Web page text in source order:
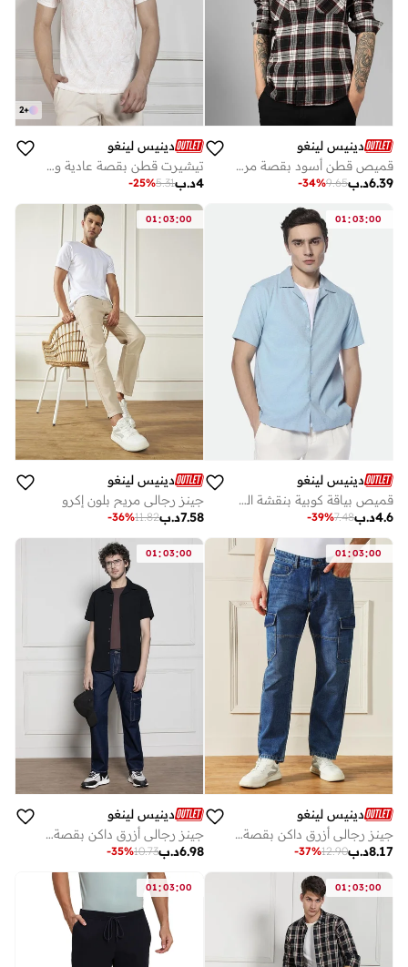
دينيس لينغو
قميص قطن أسود بقصة مريحة وياقة عادية
د.ب6.39
9.65
-34%
+
2
دينيس لينغو
تيشيرت قطن بقصة عادية ورقبة دائرية بلون الصدأ
د.ب4
5.31
-25%
01:03:00
دينيس لينغو
قميص بياقة كوبية بنقشة الفشار باللون الأزرق بقصة مريحة
د.ب4.6
7.48
-39%
01:03:00
دينيس لينغو
جينز رجالي مريح بلون إكرو
د.ب7.58
11.82
-36%
01:03:00
دينيس لينغو
جينز رجالي أزرق داكن بقصة مريحة
د.ب8.17
12.90
-37%
01:03:00
دينيس لينغو
جينز رجالي أزرق داكن بقصة مريحة
د.ب6.98
10.73
-35%
01:03:00
01:03:00